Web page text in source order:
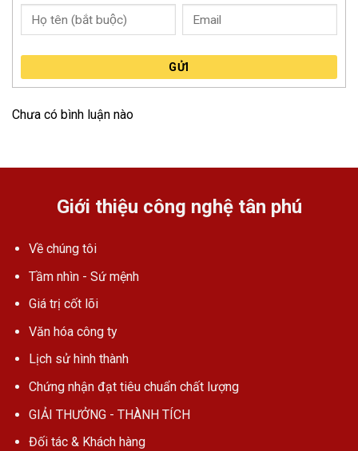
GỬI
Chưa có bình luận nào
Giới thiệu công nghệ tân phú
Về chúng tôi
Tầm nhìn - Sứ mệnh
Giá trị cốt lõi
Văn hóa công ty
Lịch sử hình thành
Chứng nhận đạt tiêu chuẩn chất lượng
GIẢI THƯỞNG - THÀNH TÍCH
Đối tác & Khách hàng